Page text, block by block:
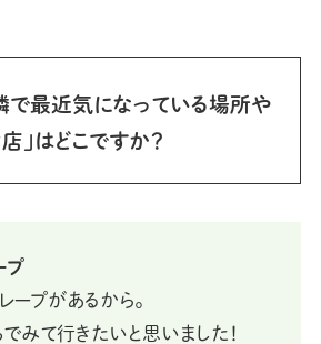
で最近気になっている場所や
」はどこですか？
プ
ープがあるから。
みて行きたいと思いました！